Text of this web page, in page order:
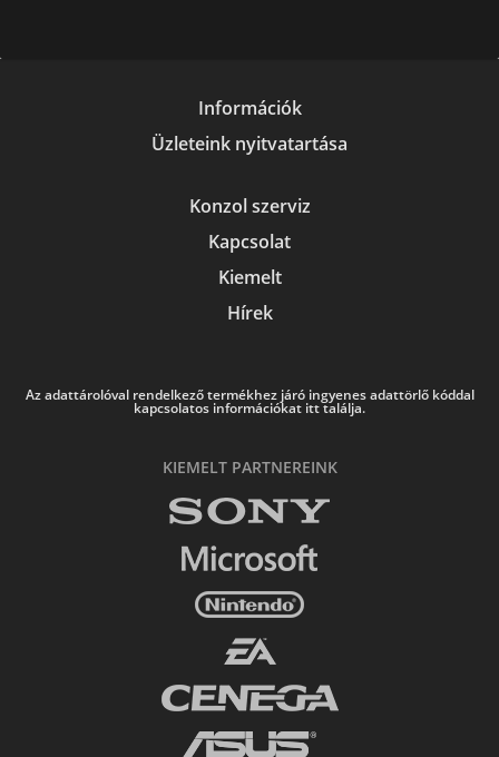
Információk
Üzleteink nyitvatartása
Konzol szerviz
Kapcsolat
Kiemelt
Hírek
Az adattárolóval rendelkező termékhez járó ingyenes adattörlő kóddal
kapcsolatos információkat itt találja.
KIEMELT PARTNEREINK